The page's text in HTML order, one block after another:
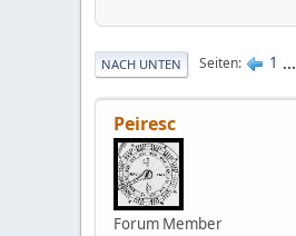
NACH UNTEN Seiten 1 ...
Peiresc
Forum Member